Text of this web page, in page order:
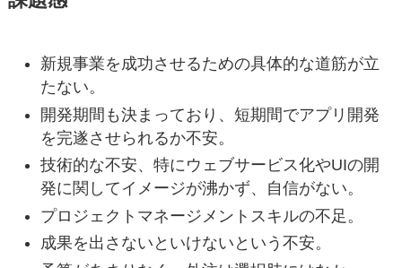
新規事業を成功させるための具体的な道筋が立
たない。
開発期間も決まっており、短期間でアプリ開発
を完遂させられるか不安。
技術的な不安、特にウェブサービス化やUIの開
発に関してイメージが沸かず、自信がない。
プロジェクトマネージメントスキルの不足。
成果を出さないといけないという不安。